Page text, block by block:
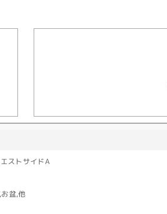
ストサイドA
盆,他